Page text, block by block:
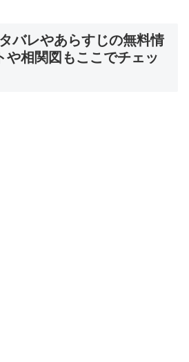
バレやあらすじの無料情
相関図もここでチェッ